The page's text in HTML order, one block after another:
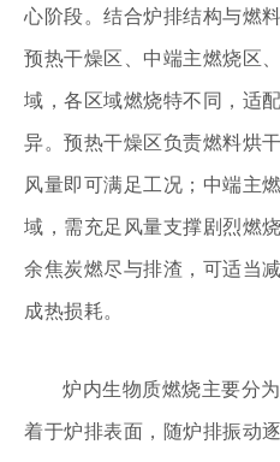
心阶段。结合炉排结构与燃
预热干燥区、中端主燃烧区
域，各区域燃烧特不同，适
异。预热干燥区负责燃料烘
风量即可满足工况；中端主
域，需充足风量支撑剧烈燃
余焦炭燃尽与排渣，可适当
成热损耗。
炉内生物质燃烧主要分
着于炉排表面，随炉排振动